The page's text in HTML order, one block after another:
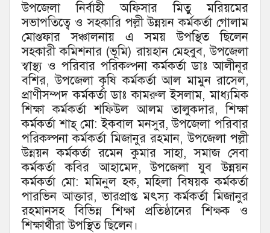
উপজেলা নির্বাহী অফিসার মিতু মরিয়মের
সভাপতিত্বে ও সহকারি পল্লী উন্নয়ন কর্মকর্তা গোলাম
মোস্তফার সঞ্চালনায় এ সময় উপস্থিত ছিলেন
সহকারী কমিশনার (ভূমি) রায়হান মেহবুব, উপজেলা
স্বাস্থ্য ও পরিবার পরিকল্পনা কর্মকর্তা ডাঃ আলীনূর
বশির, উপজেলা কৃষি কর্মকর্তা আল মামুন রাসেল,
প্রাণীসম্পদ কর্মকর্তা ডাঃ কামরুল ইসলাম, মাধ্যমিক
শিক্ষা কর্মকর্তা শফিউল আলম তালুকদার, শিক্ষা
কর্মকর্তা শাহ্ মো: ইকবাল মনসুর, উপজেলা পরিবার
পরিকল্পনা কর্মকর্তা মিজানুর রহমান, উপজেলা পল্লী
উন্নয়ন কর্মকর্তা রমেন কুমার সাহা, সমাজ সেবা
কর্মকর্তা কবির আহামেদ, উপজেলা যুব উন্নয়ন
কর্মকর্তা মো: মমিনুল হক, মহিলা বিষয়ক কর্মকর্তা
পারভিন আক্তার, ভারপ্রাপ্ত মৎস্য কর্মকর্তা মিজানুর
রহমানসহ বিভিন্ন শিক্ষা প্রতিষ্ঠানের শিক্ষক ও
শিক্ষার্থীরা উপস্থিত ছিলেন।